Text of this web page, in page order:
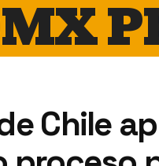
Chile